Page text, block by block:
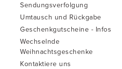
Sendungsverfolgung
Umtausch und Rückgabe
Geschenkgutscheine - Infos
Wechselnde
Weihnachtsgeschenke
Kontaktiere uns